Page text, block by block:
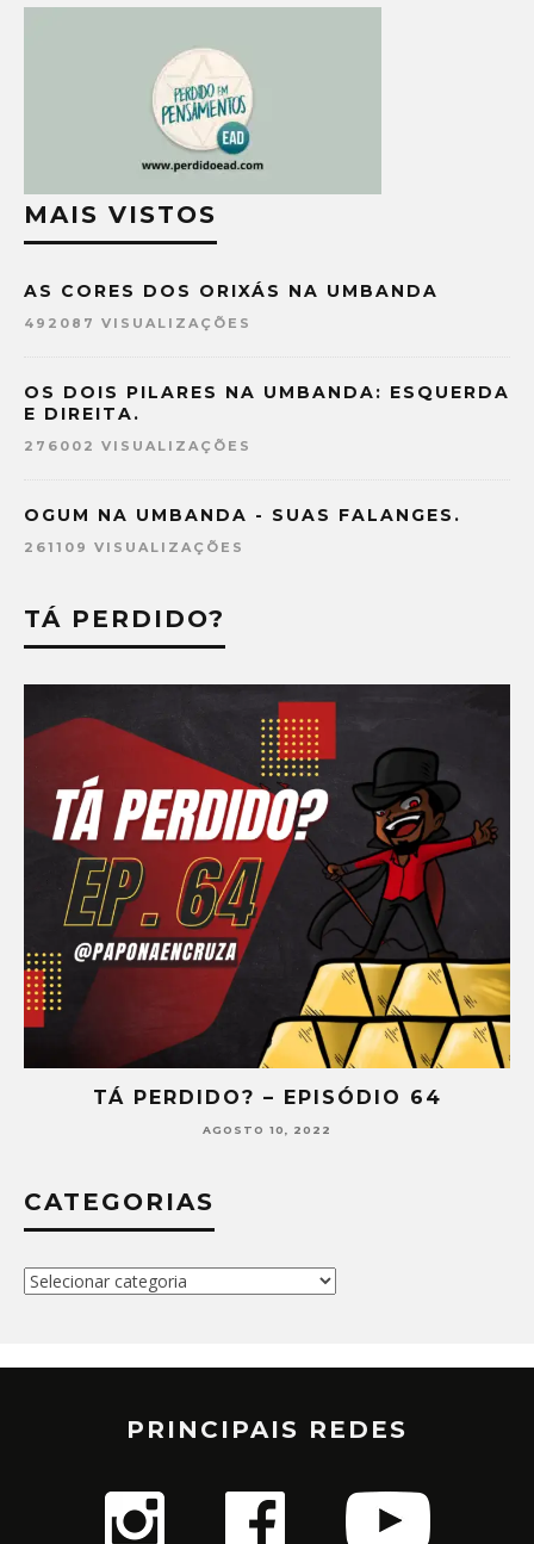
MAIS VISTOS
AS CORES DOS ORIXÁS NA UMBANDA
492087 VISUALIZAÇÕES
OS DOIS PILARES NA UMBANDA: ESQUERDA
E DIREITA.
276002 VISUALIZAÇÕES
OGUM NA UMBANDA - SUAS FALANGES.
261109 VISUALIZAÇÕES
TÁ PERDIDO?
TÁ PERDIDO? – EPISÓDIO 64
AGOSTO 10, 2022
CATEGORIAS
Categorias
PRINCIPAIS REDES